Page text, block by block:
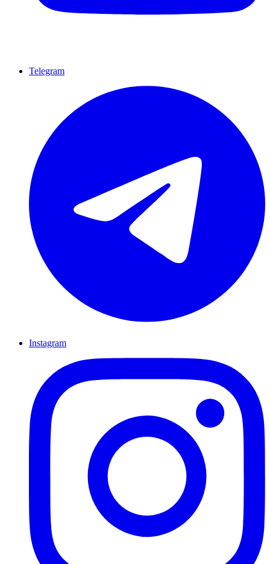
Telegram
Instagram